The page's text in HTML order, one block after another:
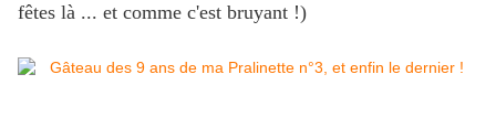
fêtes là ... et comme c'est bruyant !)